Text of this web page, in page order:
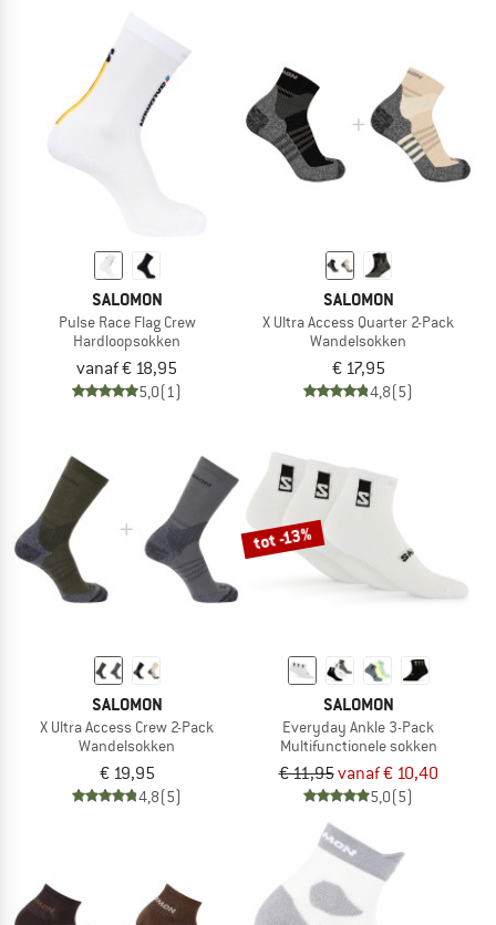
SALOMON
Pulse Race Flag Crew
Hardloopsokken
vanaf € 18,95
5,0(1)
SALOMON
X Ultra Access Quarter 2-Pack
Wandelsokken
€ 17,95
4,8(5)
SALOMON
X Ultra Access Crew 2-Pack
Wandelsokken
€ 19,95
4,8(5)
tot -13%
SALOMON
Everyday Ankle 3-Pack
Multifunctionele sokken
€ 11,95vanaf € 10,40
5,0(5)